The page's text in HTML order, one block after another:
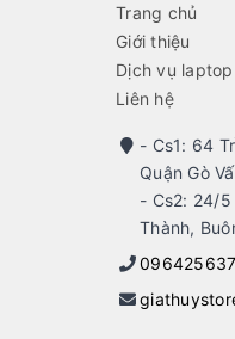
Trang chủ
Giới thiệu
Dịch vụ laptop
Liên hệ
- Cs1: 64
Quận Gò
- Cs2: 24/5
Thành,